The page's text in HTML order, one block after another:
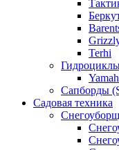
Terhi
Сапборды
Садовая техника